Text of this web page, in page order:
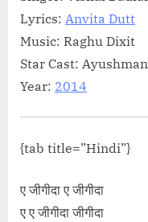
Lyrics: Anvita Dutt
Music: Raghu Dixit
Star Cast:
Year: 2014
{tab title=”Hindi”}
ए जीगीदा ए जीगीदा
ए ए जीगीदा जीगीदा